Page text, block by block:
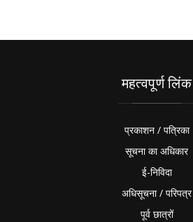
महत्वपूर्ण लिंक
प्रकाशन / पत्रिका
सूचना का अधिकार
ई-निविदा
अधिसूचना / परिपत्र
पूर्व छात्रों